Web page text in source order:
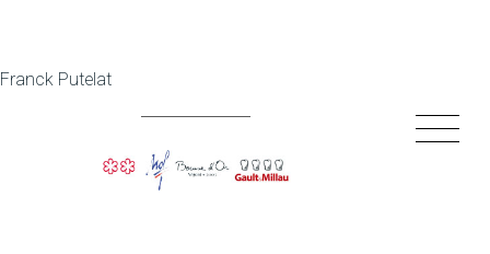
Franck Putelat